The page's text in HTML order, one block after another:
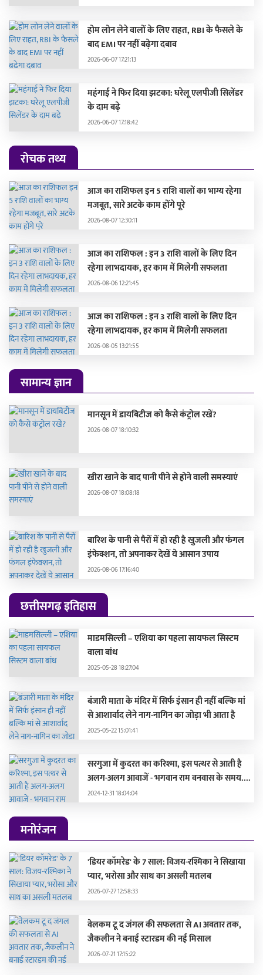
होम लोन लेने वालों के लिए राहत, RBI के फैसले के
बाद EMI पर नहीं बढ़ेगा दबाव
2026-06-07 17:21:13
महंगाई ने फिर दिया झटका: घरेलू एलपीजी सिलेंडर
के दाम बढ़े
2026-06-07 17:18:42
रोचक तथ्य
आज का राशिफल इन 5 राशि वालों का भाग्य रहेगा
मजबूत, सारे अटके काम होंगे पूरे
2026-08-07 12:30:11
आज का राशिफल : इन 3 राशि वालों के लिए दिन
रहेगा लाभदायक, हर काम में मिलेगी सफलता
2026-08-06 12:21:45
आज का राशिफल : इन 3 राशि वालों के लिए दिन
रहेगा लाभदायक, हर काम में मिलेगी सफलता
2026-08-05 13:21:55
सामान्य ज्ञान
मानसून में डायबिटीज को कैसे कंट्रोल रखें?
2026-08-07 18:10:32
खीरा खाने के बाद पानी पीने से होने वाली समस्याएं
2026-08-07 18:08:18
बारिश के पानी से पैरों में हो रही है खुजली और फंगल
इंफेक्शन, तो अपनाकर देखें ये आसान उपाय
2026-08-06 17:16:40
छत्तीसगढ़ इतिहास
माडमसिल्ली – एशिया का पहला सायफल सिस्टम
वाला बांध
2025-05-28 18:27:04
बंजारी माता के मंदिर में सिर्फ इंसान ही नहीं बल्कि मां
से आशार्वाद लेने नाग-नागिन का जोड़ा भी आता है
2025-05-22 15:01:41
सरगुजा में कुदरत का करिश्मा, इस पत्थर से आती है
अलग-अलग आवाजें - भगवान राम वनवास के समय....
2024-12-31 18:04:04
मनोरंजन
'डियर कॉमरेड' के 7 साल: विजय-रश्मिका ने सिखाया
प्यार, भरोसा और साथ का असली मतलब
2026-07-27 12:58:33
वेलकम टू द जंगल की सफलता से AI अवतार तक,
जैकलीन ने बनाई स्टारडम की नई मिसाल
2026-07-21 17:15:22